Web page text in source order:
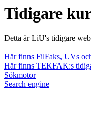
Tidigare
Detta är LiU's tidigare
Här finns FilFaks, UVs
Här finns TEKFAK:s
Sökmotor
Search engine